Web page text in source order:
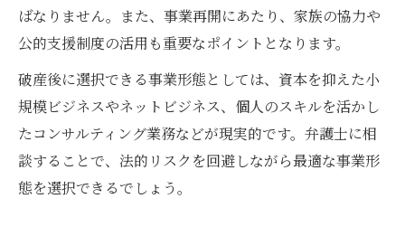
ばなりません。また、事業再開にあたり、家族の協力や
公的支援制度の活用も重要なポイントとなります。
破産後に選択できる事業形態としては、資本を抑えた小
規模ビジネスやネットビジネス、個人のスキルを活かし
たコンサルティング業務などが現実的です。弁護士に相
談することで、法的リスクを回避しながら最適な事業形
態を選択できるでしょう。